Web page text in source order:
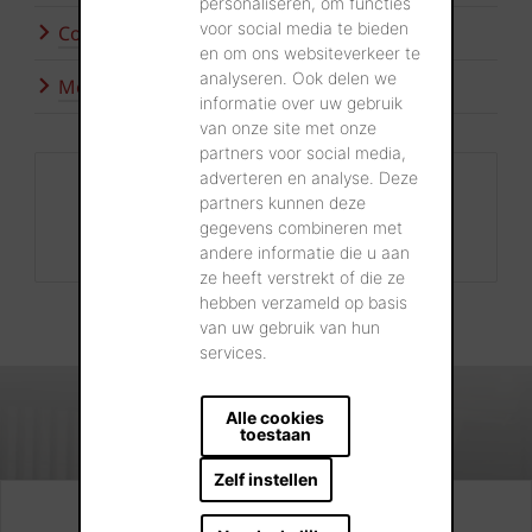
voor social media te bieden
en om ons websiteverkeer te
analyseren. Ook delen we
informatie over uw gebruik
van onze site met onze
partners voor social media,
adverteren en analyse. Deze
partners kunnen deze
gegevens combineren met
andere informatie die u aan
ze heeft verstrekt of die ze
hebben verzameld op basis
van uw gebruik van hun
services.
Alle cookies
toestaan
Zelf instellen
Contacteer ons
Meer inspiratie
Contact
+32 56 24 96 38
info@wienerberger.be